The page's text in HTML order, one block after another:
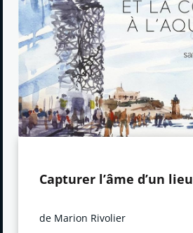
Capturer l’âme d’un lieu
de Marion Rivolier